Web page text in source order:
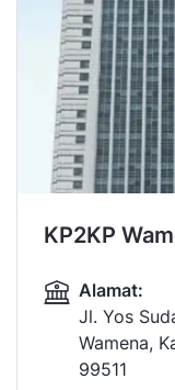
KP2KP
Alamat:
Jl. Yos
Wamena,
99511